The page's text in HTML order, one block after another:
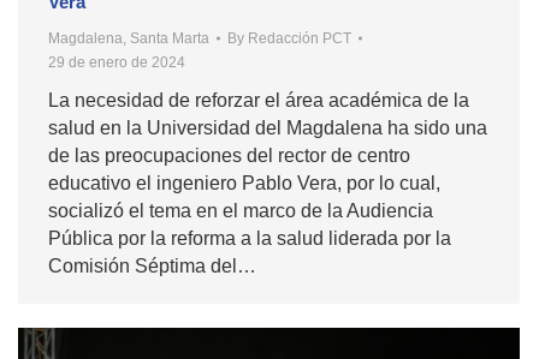
Magdalena, Santa Marta By Redacción PCT
29 de enero de 2024
La necesidad de reforzar el área académica de la
salud en la Universidad del Magdalena ha sido una
de las preocupaciones del rector de centro
educativo el ingeniero Pablo Vera, por lo cual,
socializó el tema en el marco de la Audiencia
Pública por la reforma a la salud liderada por la
Comisión Séptima del…